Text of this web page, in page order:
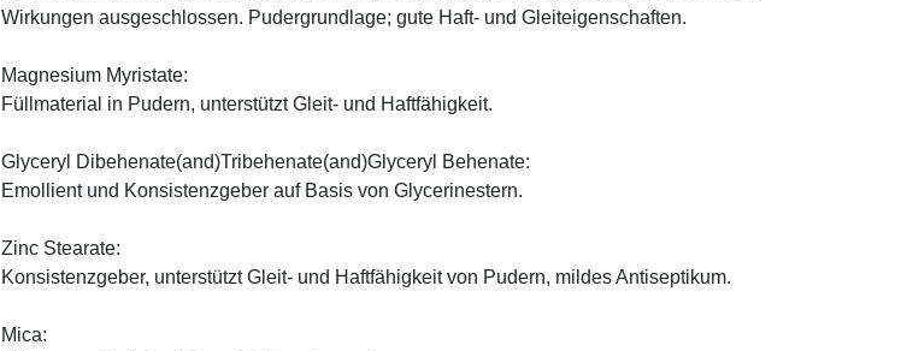
Wirkungen ausgeschlossen. Pudergrundlage; gute Haft- und Gleiteigenschaften.
Magnesium Myristate:
Füllmaterial in Pudern, unterstützt Gleit- und Haftfähigkeit.
Glyceryl Dibehenate(and)Tribehenate(and)Glyceryl Behenate:
Emollient und Konsistenzgeber auf Basis von Glycerinestern.
Zinc Stearate:
Konsistenzgeber, unterstützt Gleit- und Haftfähigkeit von Pudern, mildes Antiseptikum.
Mica: